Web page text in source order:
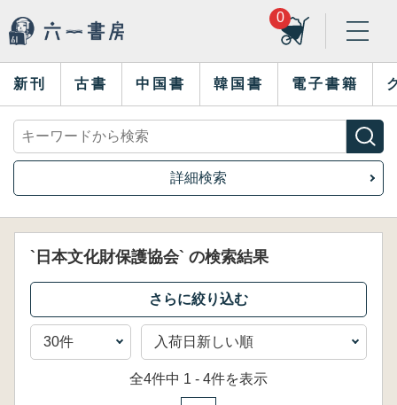
0
新刊 古書 中国書 韓国書 電子書籍
詳細検索
`日本文化財保護協会` の検索結果
全4件中 1 - 4件を表示